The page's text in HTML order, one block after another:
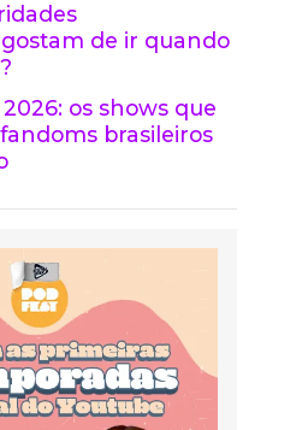
de ir quando
os shows que
brasileiros